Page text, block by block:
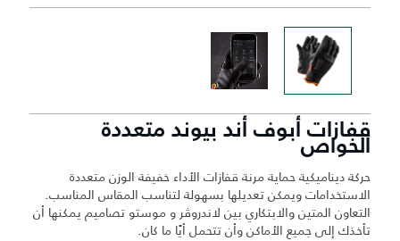
قفازات أبوف أند بيوند متعددة
الخواص
حركة ديناميكية حماية مرنة قفازات الأداء خفيفة الوزن متعددة
الاستخدامات ويمكن تعديلها بسهولة لتناسب المقاس المناسب.
التعاون المتين والابتكاري بين لاندروڤر و موستو تصاميم يمكنها أن
تأخذك إلى جميع الأماكن وأن تتحمل أيًا ما كان.